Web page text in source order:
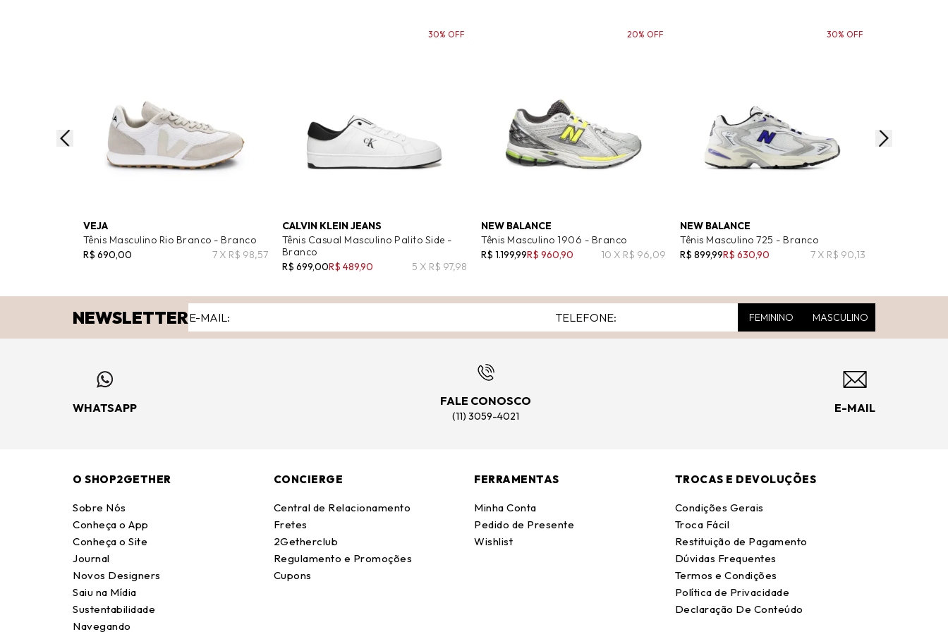
VEJA
Tênis Masculino Rio Branco - Branco
R$ 690,00
7 X R$ 98,57
CALVIN KLEIN JEANS
Tênis Casual Masculino Palito Side -
Branco
R$ 699,00R$ 489,90 5 X R$ 97,98
30% OFF
NEW BALANCE
Tênis Masculino 1906 - Branco
R$ 1.199,99R$ 960,90 10 X R$ 96,09
20% OFF
NEW BALANCE
Tênis Masculino 725 - Branco
R$ 899,99R$ 630,90 7 X R$ 90,13
30% OFF
NEWSLETTER FEMININO MASCULINO
WHATSAPP
FALE CONOSCO
(11) 3059-4021
E-MAIL
O SHOP2GETHER
Sobre Nós
Conheça o App
Conheça o Site
Journal
Novos Designers
Saiu na Mídia
Sustentabilidade
Navegando
CONCIERGE
Central de Relacionamento
Fretes
2Getherclub
Regulamento e Promoções
Cupons
FERRAMENTAS
Minha Conta
Pedido de Presente
Wishlist
TROCAS E DEVOLUÇÕES
Condições Gerais
Troca Fácil
Restituição de Pagamento
Dúvidas Frequentes
Termos e Condições
Política de Privacidade
Declaração De Conteúdo